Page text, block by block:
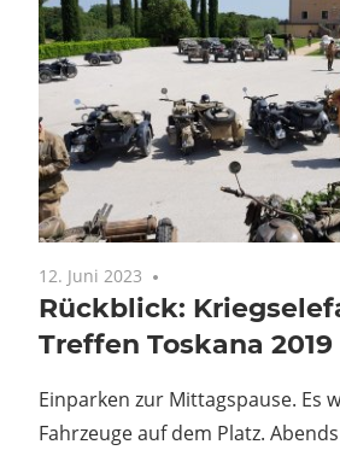
12. Juni 2023
Rückblick:
Treffen Toskana 2019
Einparken zur Mittagspause. Es
Fahrzeuge auf dem Platz.